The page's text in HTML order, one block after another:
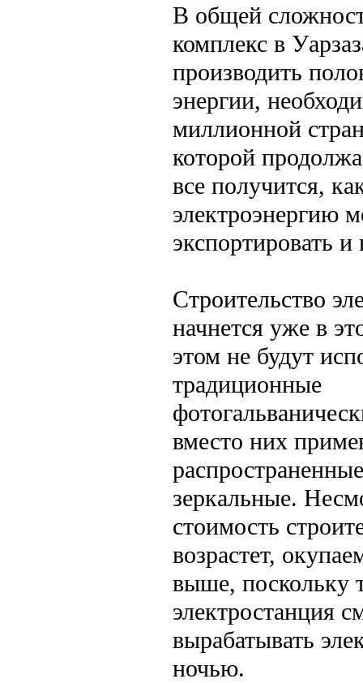
В общей
комплекс в
производить
энергии,
миллионной
которой
все получится,
электроэнергию
экспортировать
Строительство
начнется уже в
этом не будут
традиционные
вместо них
зеркальные.
стоимость
возрастет,
выше, поскольку
электростанция
вырабатывать
ночью.